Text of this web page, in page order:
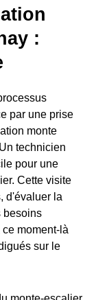
:
par une prise
monte
technicien
pour une
Cette visite
d'évaluer la
besoins
moment-là
sur le